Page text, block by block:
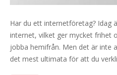
Har du ett internetföretag? Idag
internet, vilket ger mycket frihet
jobba hemifrån. Men det är inte
det mest ultimata för att du